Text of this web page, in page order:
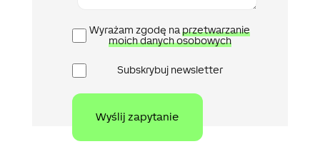
Polityka
prywatności
Wyrażam zgodę naprzetwarzanie
moich danych osobowych
Newsletter
Subskrybuj newsletter